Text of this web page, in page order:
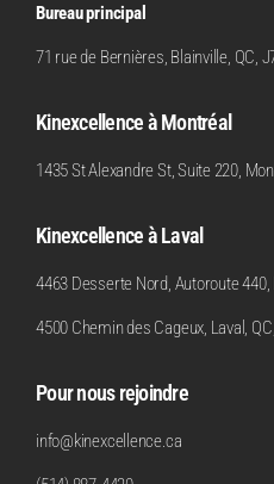
Bureau principal
71 rue de Bernières, Blainville, QC,
Kinexcellence à Montréal
1435 St Alexandre St, Suite 220,
Kinexcellence à Laval
4463 Desserte Nord, Autoroute 440,
4500 Chemin des Cageux, Laval,
Pour nous rejoindre
info@kinexcellence.ca